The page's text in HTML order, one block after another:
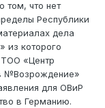
том, что нет
Республики
дела
из которого
«Центр
№Возрождение»
для ОВиР
в Германию.